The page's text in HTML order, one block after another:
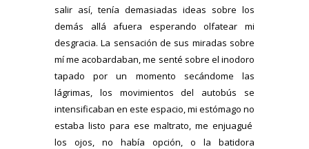
salir así, tenía demasiadas ideas sobre los
demás allá afuera esperando olfatear mi
desgracia. La sensación de sus miradas sobre
mí me acobardaban, me senté sobre el inodoro
tapado por un momento secándome las
lágrimas, los movimientos del autobús se
intensificaban en este espacio, mi estómago no
estaba listo para ese maltrato, me enjuagué
los ojos, no había opción, o la batidora